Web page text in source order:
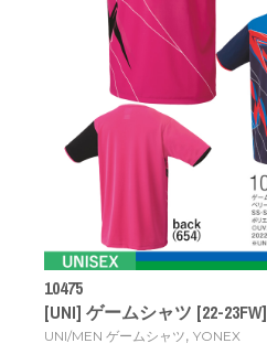
10475
[UNI] ゲームシャツ [22-23FW]
UNI/MEN ゲームシャツ, YONEX